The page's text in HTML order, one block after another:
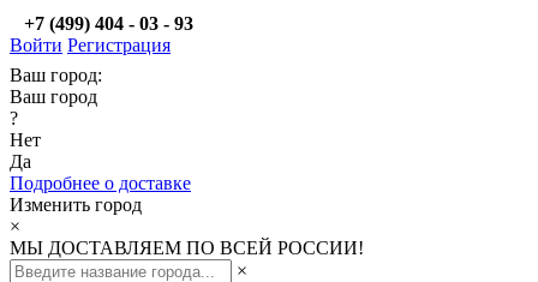
+7 (499) 404 - 03 - 93
Войти Регистрация
Ваш город:
Ваш город
?
Нет
Да
Подробнее о доставке
Изменить город
×
МЫ ДОСТАВЛЯЕМ ПО ВСЕЙ РОССИИ!
×